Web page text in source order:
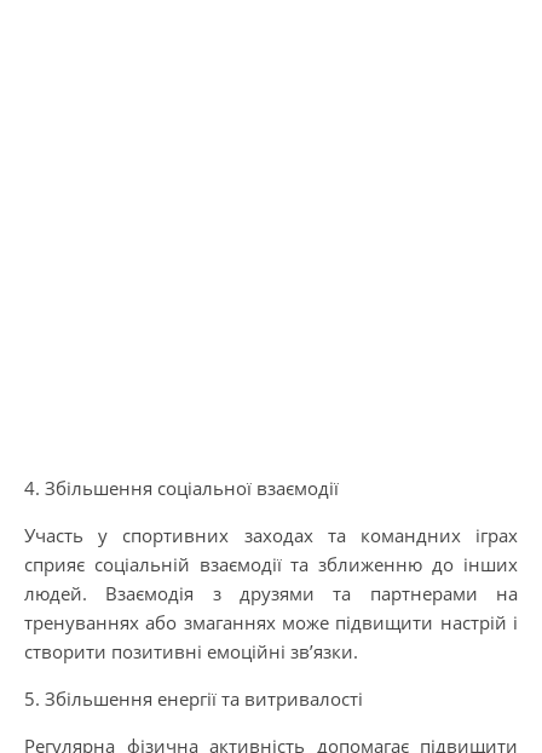
4. Збільшення соціальної взаємодії
Участь у спортивних заходах та командних іграх
сприяє соціальній взаємодії та зближенню до інших
людей. Взаємодія з друзями та партнерами на
тренуваннях або змаганнях може підвищити настрій і
створити позитивні емоційні зв’язки.
5. Збільшення енергії та витривалості
Регулярна фізична активність допомагає підвищити